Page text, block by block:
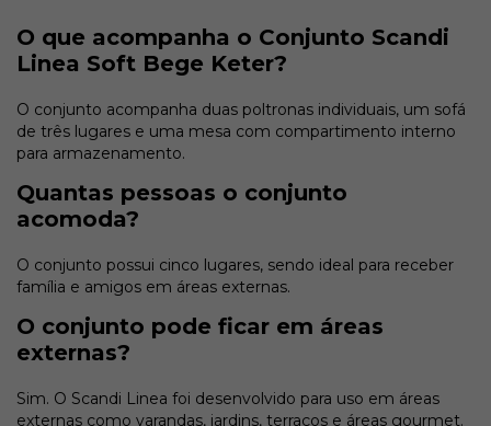
O que acompanha o Conjunto Scandi
Linea Soft Bege Keter?
O conjunto acompanha duas poltronas individuais, um sofá
de três lugares e uma mesa com compartimento interno
para armazenamento.
Quantas pessoas o conjunto
acomoda?
O conjunto possui cinco lugares, sendo ideal para receber
família e amigos em áreas externas.
O conjunto pode ficar em áreas
externas?
Sim. O Scandi Linea foi desenvolvido para uso em áreas
externas como varandas, jardins, terraços e áreas gourmet.